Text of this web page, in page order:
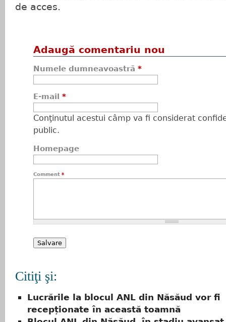
de acces.
Adaugă comentariu nou
Numele dumneavoastră *
E-mail *
Conţinutul acestui câmp va fi considerat
public.
Homepage
Comment *
Citiţi şi:
Lucrările la blocul ANL din Năsăud vor fi
recepționate în această toamnă